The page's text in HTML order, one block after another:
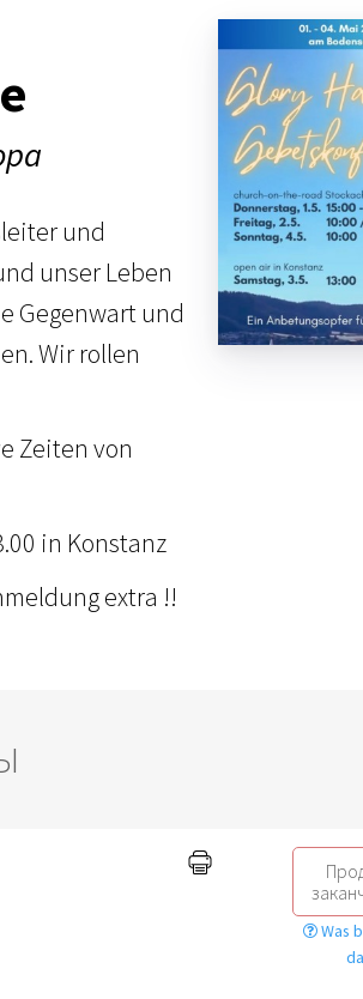
und
unser Leben
Gegenwart und
Wir rollen
Zeiten von
in Konstanz
extra !!
Was